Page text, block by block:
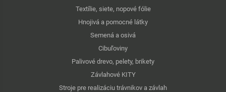
Textílie, siete, nopové fólie
Hnojivá a pomocné látky
Semená a osivá
Cibuľoviny
Palivové drevo, pelety, brikety
Závlahové KITY
Stroje pre realizáciu trávnikov a závlah